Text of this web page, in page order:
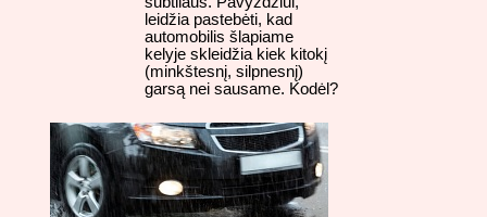
leidžia pastebėti, kad
automobilis šlapiame
kelyje skleidžia kiek kitokį
(minkštesnį, silpnesnį)
garsą nei sausame. Kodėl?